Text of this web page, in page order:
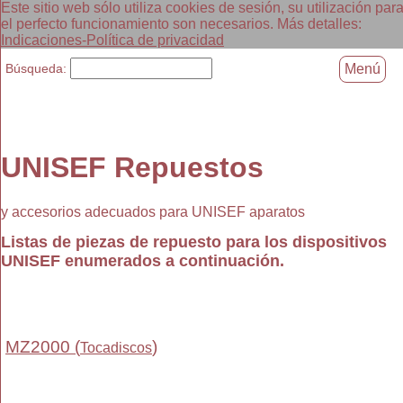
Este sitio web sólo utiliza cookies de sesión, su utilización para
el perfecto funcionamiento son necesarios. Más detalles:
Indicaciones-Política de privacidad
UNISEF Repuestos
y accesorios adecuados para UNISEF aparatos
Listas de piezas de repuesto para los dispositivos
UNISEF enumerados a continuación.
MZ2000 (Tocadiscos)
Búsqueda: Menú